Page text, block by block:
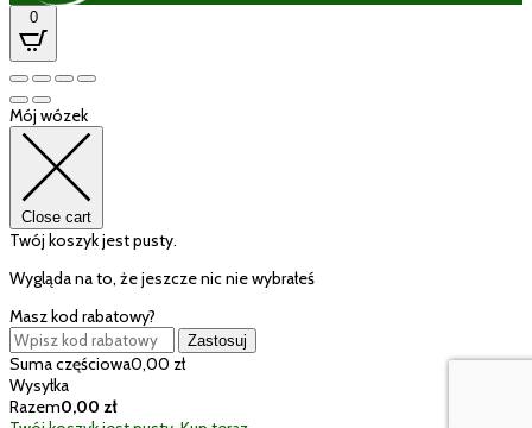
0
Mój wózek
Close cart
Twój koszyk jest pusty.
Wygląda na to, że jeszcze nic nie wybrałeś
Masz kod rabatowy?
Zastosuj
Suma częściowa0,00 zł
Wysyłka
Razem0,00 zł